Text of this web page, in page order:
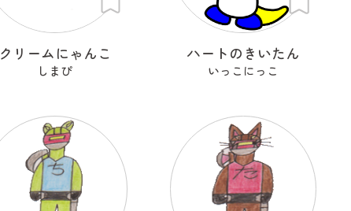
クリームにゃんこ
しまぴ
ハートのきいたん
いっこにっこ